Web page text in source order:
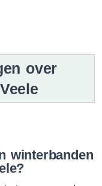
over
winterbanden